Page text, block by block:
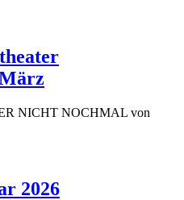
NICHT NOCHMAL von
2026